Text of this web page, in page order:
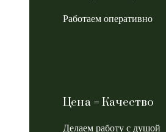
Работаем оперативно
Цена = Качество
Делаем работу с душой